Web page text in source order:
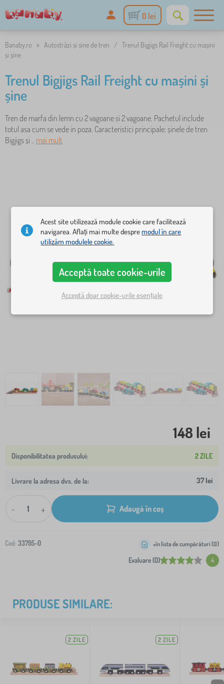
0 lei
Banaby.ro » Autostrăzi și sine de tren / Trenul Bigjigs Rail Freight cu mașini
și șine
Trenul Bigjigs Rail Freight cu mașini și
șine
Tren de marfa din lemn cu 2 vagoane si 2 vagoane. Pachetul include
totul asa cum se vede in poza. Caracteristici principale: șinele de tren
Bigjigs și .. mai mult
148 lei
2 ZILE
Livrare la adresa dvs. de la: 37 lei
- + Adaugă în coș
Cod: 33795-0
Evaluare (0) 4
+în lista de cumpărături (0)
PRODUSE SIMILARE:
2 ZILE 2 ZILE
Acest site utilizează module cookie care facilitează
navigarea. Aflați mai multe despremodul în care
utilizăm modulele cookie.
Acceptă toate cookie-urile
Acceptă doar cookie-urile esențiale